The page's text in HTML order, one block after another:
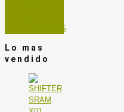
SPINNING
Lo mas
vendido